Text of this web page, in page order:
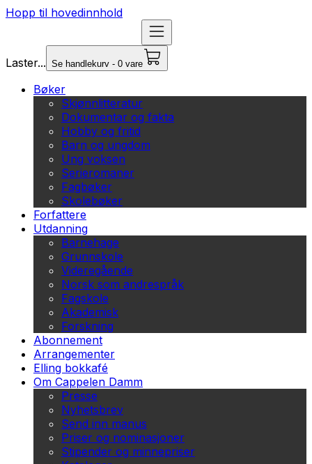
Hopp til hovedinnhold
Laster... Se handlekurv - 0 vare
Bøker
Skjønnlitteratur
Dokumentar og fakta
Hobby og fritid
Barn og ungdom
Ung voksen
Serieromaner
Fagbøker
Skolebøker
Forfattere
Utdanning
Barnehage
Grunnskole
Videregående
Norsk som andrespråk
Fagskole
Akademisk
Forskning
Abonnement
Arrangementer
Elling bokkafé
Om Cappelen Damm
Presse
Nyhetsbrev
Send inn manus
Priser og nominasjoner
Stipender og minnepriser